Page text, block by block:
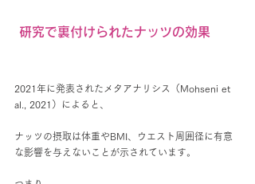
研究で裏付けられたナッツの効果
2021年に発表されたメタアナリシス（Mohseni et
al., 2021）によると、
ナッツの摂取は体重やBMI、ウエスト周囲径に有意
な影響を与えないことが示されています。